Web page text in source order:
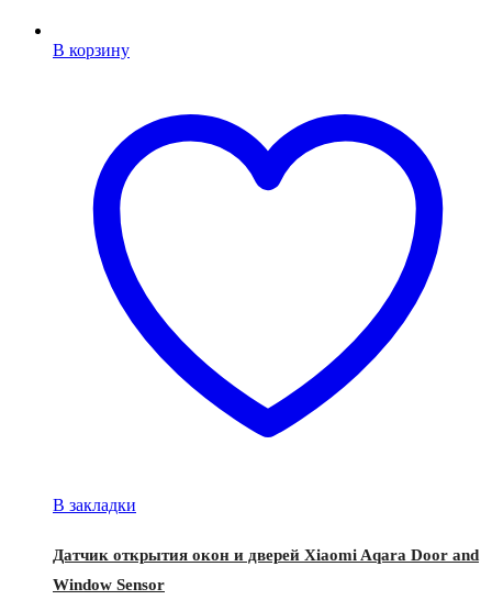
В корзину
В закладки
Датчик открытия окон и дверей Xiaomi Aqara Door and
Window Sensor